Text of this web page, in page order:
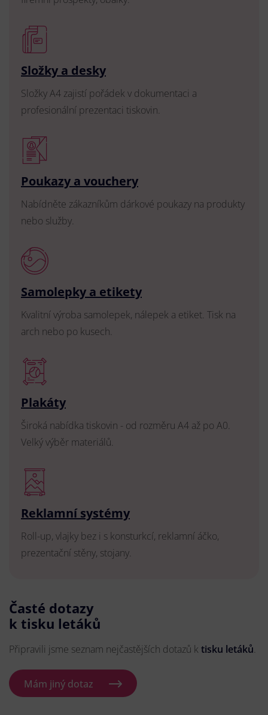
Složky a desky
Složky A4 zajistí pořádek v dokumentaci a
profesionální prezentaci tiskovin.
Poukazy a vouchery
Nabídněte zákazníkům dárkové poukazy na produkty
nebo služby.
Samolepky a etikety
Kvalitní výroba samolepek, nálepek a etiket. Tisk na
arch nebo po kusech.
Plakáty
Široká nabídka tiskovin - od rozměru A4 až po A0.
Velký výběr materiálů.
Reklamní systémy
Roll-up, vlajky bez i s konsturkcí, reklamní áčko,
prezentační stěny, stojany.
Časté dotazy
k tisku letáků
Připravili jsme seznam nejčastějších dotazů k tisku letáků.
Mám jiný dotaz